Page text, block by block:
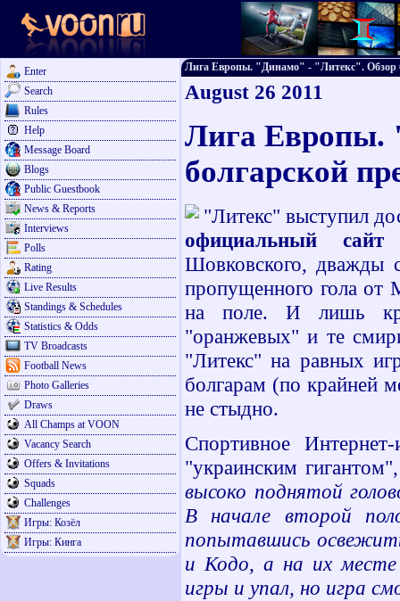
Enter
Search
Rules
Help
Message Board
Blogs
Public Guestbook
News & Reports
Interviews
Polls
Rating
Live Results
Standings & Schedules
Statistics & Odds
TV Broadcasts
Football News
Photo Galleries
Draws
All Champs at VOON
Vacancy Search
Offers & Invitations
Squads
Challenges
Игры: Козёл
Игры: Кинга
Лига Европы. "Динамо" - "Литекс". Обзор
August 26 2011
Лига Европы.
болгарской
"Литекс" выступил
официальный сайт
Шовковского, дважды
пропущенного гола от
на поле. И лишь
"оранжевых" и те
"Литекс" на равных
болгарам (по крайней
не стыдно.
Спортивное
"украинским
высоко поднятой
В начале второй
попытавшись
и Кодо, а на их
игры и упал, но игра